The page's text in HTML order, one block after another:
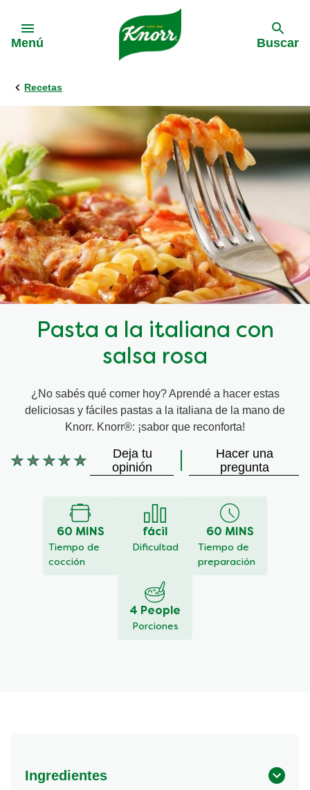
Menú Buscar
Recetas
Pasta a la italiana con
salsa rosa
¿No sabés qué comer hoy? Aprendé a hacer estas
deliciosas y fáciles pastas a la italiana de la mano de
Knorr. Knorr®: ¡sabor que reconforta!
No
calificaciones
Deja tu
opinión
Hacer una
pregunta
60 MINS
Tiempo de
cocción
fácil
Dificultad
60 MINS
Tiempo de
preparación
4 People
Porciones
Ingredientes